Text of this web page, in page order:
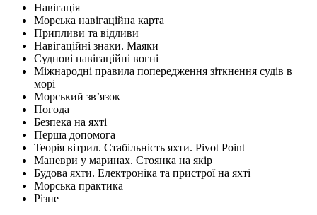
Навігація
Морська навігаційна карта
Припливи та відливи
Навігаційні знаки. Маяки
Суднові навігаційні вогні
Міжнародні правила попередження зіткнення судів в
морі
Морський зв’язок
Погода
Безпека на яхті
Перша допомога
Теорія вітрил. Стабільність яхти. Pivot Point
Маневри у маринах. Стоянка на якір
Будова яхти. Електроніка та пристрої на яхті
Морська практика
Різне